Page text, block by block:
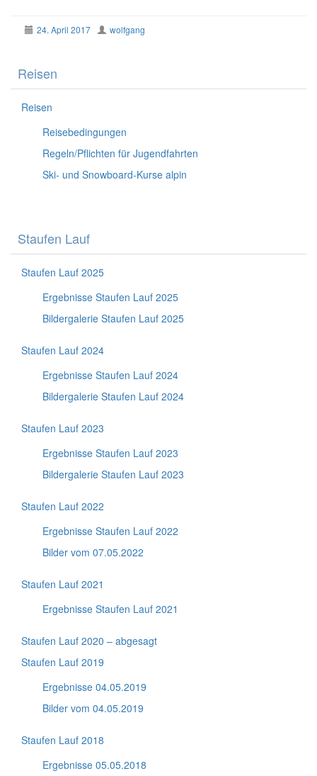
24. April 2017 wolfgang
Reisen
Reisen
Reisebedingungen
Regeln/Pflichten für Jugendfahrten
Ski- und Snowboard-Kurse alpin
Staufen Lauf
Staufen Lauf 2025
Ergebnisse Staufen Lauf 2025
Bildergalerie Staufen Lauf 2025
Staufen Lauf 2024
Ergebnisse Staufen Lauf 2024
Bildergalerie Staufen Lauf 2024
Staufen Lauf 2023
Ergebnisse Staufen Lauf 2023
Bildergalerie Staufen Lauf 2023
Staufen Lauf 2022
Ergebnisse Staufen Lauf 2022
Bilder vom 07.05.2022
Staufen Lauf 2021
Ergebnisse Staufen Lauf 2021
Staufen Lauf 2020 – abgesagt
Staufen Lauf 2019
Ergebnisse 04.05.2019
Bilder vom 04.05.2019
Staufen Lauf 2018
Ergebnisse 05.05.2018